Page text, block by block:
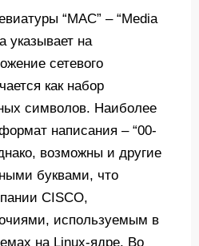
“MAC” – “Media
указывает на
сетевого
как набор
символов. Наиболее
написания – “00-
возможны и другие
буквами, что
CISCO,
используемым в
на Linux-ядре. Во